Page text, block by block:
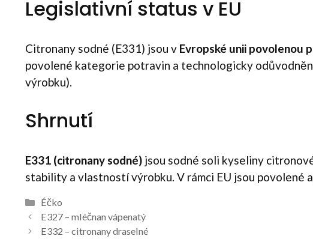
Legislativní status v EU
Citronany sodné (E331) jsou v Evropské unii povolenou
povolené kategorie potravin a technologicky
výrobku).
Shrnutí
E331 (citronany sodné) jsou sodné soli kyseliny
stability a vlastností výrobku. V rámci EU jsou povolené
Rubriky
Éčko
Navigace
příspěvků
E327 – mléčnan vápenatý
E332 – citronany draselné